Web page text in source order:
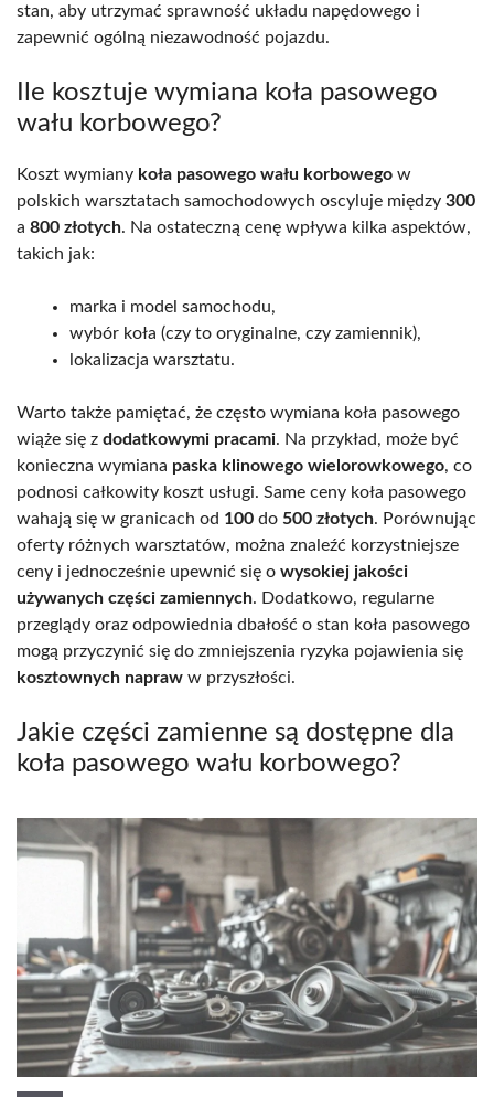
stan, aby utrzymać sprawność układu napędowego i
zapewnić ogólną niezawodność pojazdu.
Ile kosztuje wymiana koła pasowego
wału korbowego?
Koszt wymiany koła pasowego wału korbowego w
polskich warsztatach samochodowych oscyluje między 300
a 800 złotych. Na ostateczną cenę wpływa kilka aspektów,
takich jak:
marka i model samochodu,
wybór koła (czy to oryginalne, czy zamiennik),
lokalizacja warsztatu.
Warto także pamiętać, że często wymiana koła pasowego
wiąże się z dodatkowymi pracami. Na przykład, może być
konieczna wymiana paska klinowego wielorowkowego, co
podnosi całkowity koszt usługi. Same ceny koła pasowego
wahają się w granicach od 100 do 500 złotych. Porównując
oferty różnych warsztatów, można znaleźć korzystniejsze
ceny i jednocześnie upewnić się o wysokiej jakości
używanych części zamiennych. Dodatkowo, regularne
przeglądy oraz odpowiednia dbałość o stan koła pasowego
mogą przyczynić się do zmniejszenia ryzyka pojawienia się
kosztownych napraw w przyszłości.
Jakie części zamienne są dostępne dla
koła pasowego wału korbowego?